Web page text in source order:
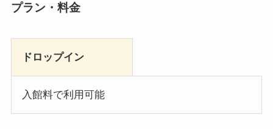
プラン・料金
ドロップイン
入館料で利用可能